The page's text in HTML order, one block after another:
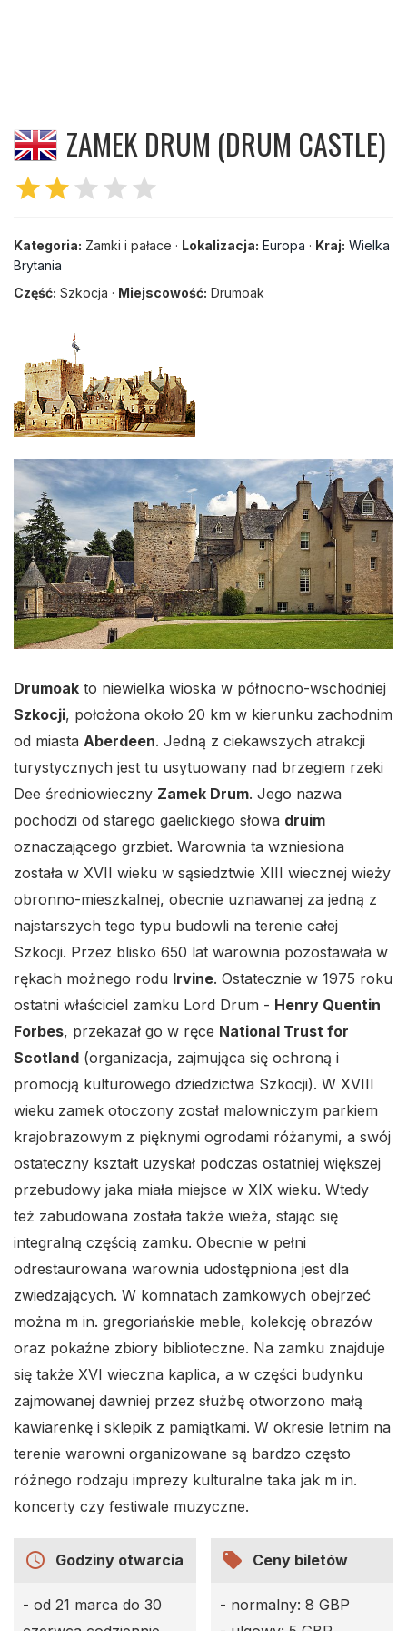
ZAMEK DRUM (DRUM CASTLE)
starstar star star star
Kategoria: Zamki i pałace · Lokalizacja: Europa · Kraj: Wielka
Brytania
Część: Szkocja · Miejscowość: Drumoak
Drumoak to niewielka wioska w północno-wschodniej
Szkocji, położona około 20 km w kierunku zachodnim
od miasta Aberdeen. Jedną z ciekawszych atrakcji
turystycznych jest tu usytuowany nad brzegiem rzeki
Dee średniowieczny Zamek Drum. Jego nazwa
pochodzi od starego gaelickiego słowa druim
oznaczającego grzbiet. Warownia ta wzniesiona
została w XVII wieku w sąsiedztwie XIII wiecznej wieży
obronno-mieszkalnej, obecnie uznawanej za jedną z
najstarszych tego typu budowli na terenie całej
Szkocji. Przez blisko 650 lat warownia pozostawała w
rękach możnego rodu Irvine. Ostatecznie w 1975 roku
ostatni właściciel zamku Lord Drum - Henry Quentin
Forbes, przekazał go w ręce National Trust for
Scotland (organizacja, zajmująca się ochroną i
promocją kulturowego dziedzictwa Szkocji). W XVIII
wieku zamek otoczony został malowniczym parkiem
krajobrazowym z pięknymi ogrodami różanymi, a swój
ostateczny kształt uzyskał podczas ostatniej większej
przebudowy jaka miała miejsce w XIX wieku. Wtedy
też zabudowana została także wieża, stając się
integralną częścią zamku. Obecnie w pełni
odrestaurowana warownia udostępniona jest dla
zwiedzających. W komnatach zamkowych obejrzeć
można m in. gregoriańskie meble, kolekcję obrazów
oraz pokaźne zbiory biblioteczne. Na zamku znajduje
się także XVI wieczna kaplica, a w części budynku
zajmowanej dawniej przez służbę otworzono małą
kawiarenkę i sklepik z pamiątkami. W okresie letnim na
terenie warowni organizowane są bardzo często
różnego rodzaju imprezy kulturalne taka jak m in.
koncerty czy festiwale muzyczne.
access_time Godziny otwarcia
- od 21 marca do 30
local_offer Ceny biletów
- normalny: 8 GBP